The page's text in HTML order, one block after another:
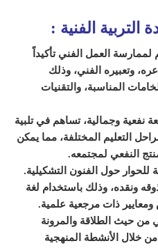
التربية الفنية :
لممارسة العمل الفني تأكيداً
وتعبيره الفني، وذلك
المناسبة، والتقنيات
نفعية وجمالية، تساهم في تلبية
التعليم المختلفة، مما يمكن
النفعي لمجتمعه.
للحوار حول الفنون التشكيلية.
ونقده، وذلك باستخدام لغة
ذات مرجعية علمية.
من حيث الطلاقة والمرونة
من خلال الأنشطة المنهجية